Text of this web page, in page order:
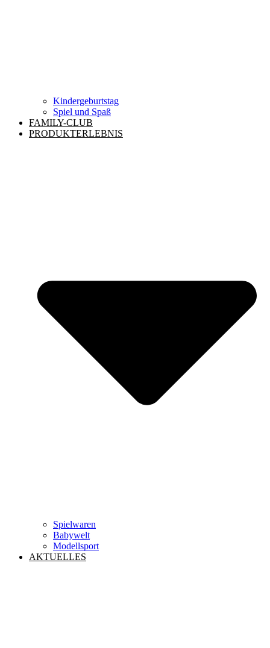
Kindergeburtstag
Spiel und Spaß
FAMILY-CLUB
PRODUKTERLEBNIS
Spielwaren
Babywelt
Modellsport
AKTUELLES